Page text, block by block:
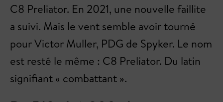
C8 Preliator. En 2021, une nouvelle faillite
a suivi. Mais le vent semble avoir tourné
pour Victor Muller, PDG de Spyker. Le nom
est resté le même : C8 Preliator. Du latin
signifiant « combattant ».